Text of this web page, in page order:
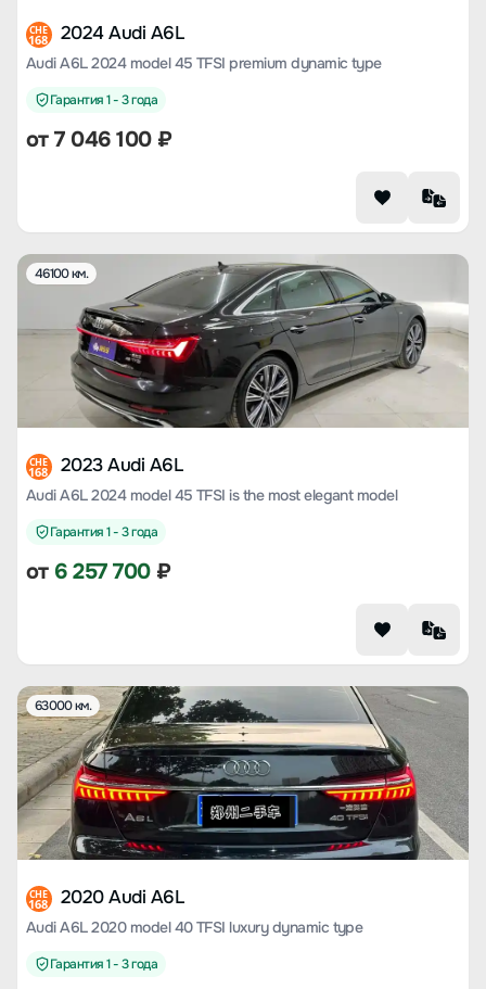
CHE
168 2024 Audi A6L
Audi A6L 2024 model 45 TFSI premium dynamic type
Гарантия 1 - 3 года
от7 046 100₽
46100 км.
CHE
168 2023 Audi A6L
Audi A6L 2024 model 45 TFSI is the most elegant model
Гарантия 1 - 3 года
от 6 257 700₽
63000 км.
CHE
168 2020 Audi A6L
Audi A6L 2020 model 40 TFSI luxury dynamic type
Гарантия 1 - 3 года